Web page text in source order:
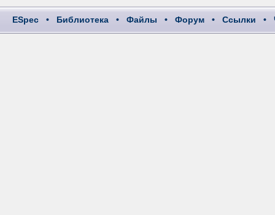
ESpec • Библиотека • Файлы • Форум • Ссылки •